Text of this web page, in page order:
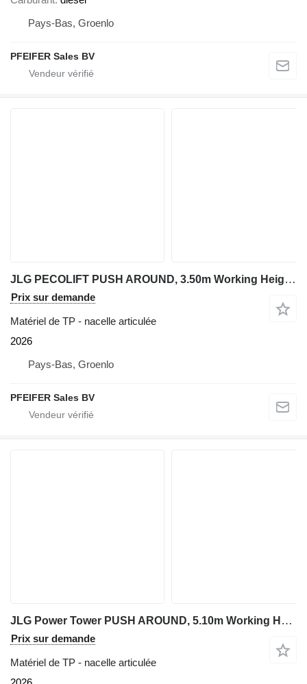
Pays-Bas, Groenlo
PFEIFER Sales BV
JLG PECOLIFT PUSH AROUND, 3.50m Working Height, Own We
Prix sur demande
Matériel de TP - nacelle articulée
2026
Pays-Bas, Groenlo
PFEIFER Sales BV
JLG Power Tower PUSH AROUND, 5.10m Working Height, Own
Prix sur demande
Matériel de TP - nacelle articulée